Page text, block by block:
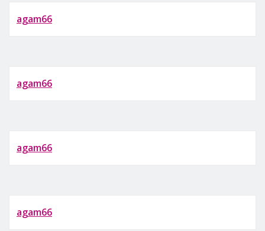
agam66
agam66
agam66
agam66